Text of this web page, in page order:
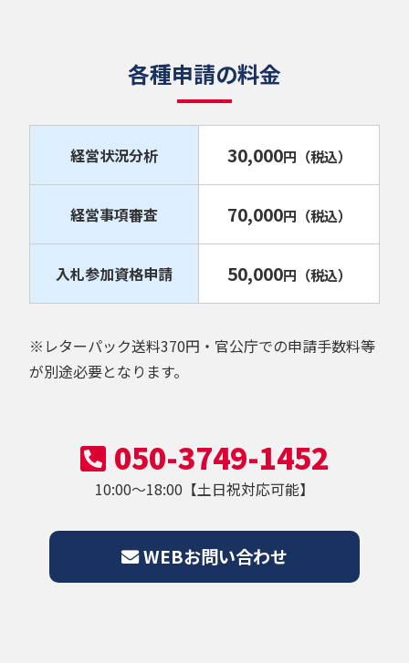
各種申請の料金
経営状況分析 30,000円 （税込）
経営事項審査 70,000円 （税込）
入札参加資格申請 50,000円 （税込）
※レターパック送料370円・官公庁での申請手数料等
が別途必要となります。
050-3749-1452
10:00～18:00【土日祝対応可能】
WEBお問い合わせ